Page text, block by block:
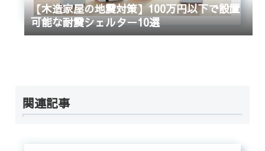
【木造家屋の地震対策】100万円以下で設置
可能な耐震シェルター10選
関連記事